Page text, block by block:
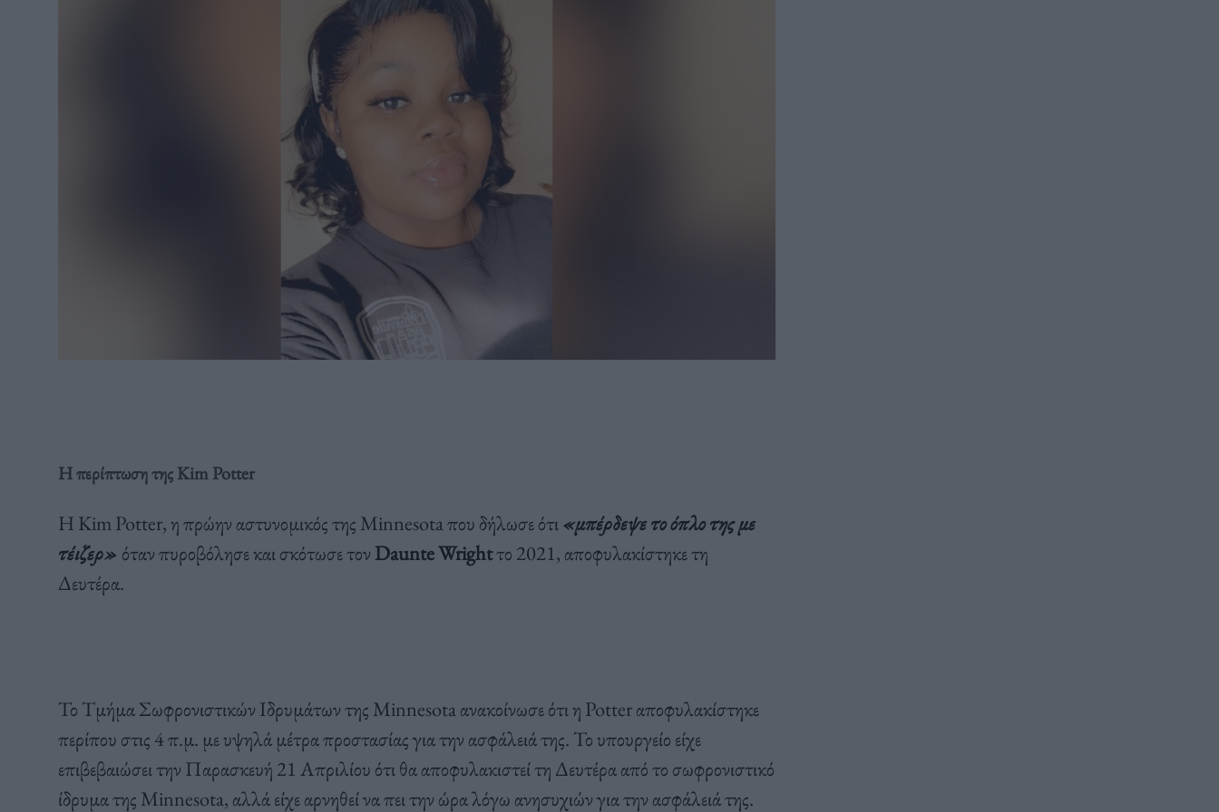
Η περίπτωση της Kim Potter
Η Kim Potter, η πρώην αστυνομικός της Minnesota που δήλωσε ότι«μπέρδεψε το όπλο της με
τέιζερ» όταν πυροβόλησε και σκότωσε τον Daunte Wrightτο 2021, αποφυλακίστηκε τη
Δευτέρα.
Το Τμήμα Σωφρονιστικών Ιδρυμάτων της Minnesota ανακοίνωσε ότι η Potter αποφυλακίστηκε
περίπου στις 4 π.μ. με υψηλά μέτρα προστασίας για την ασφάλειά της. Το υπουργείο είχε
επιβεβαιώσει την Παρασκευή 21 Απριλίου ότι θα αποφυλακιστεί τη Δευτέρα από το σωφρονιστικό
ίδρυμα της Minnesota, αλλά είχε αρνηθεί να πει την ώρα λόγω ανησυχιών για την ασφάλειά της.